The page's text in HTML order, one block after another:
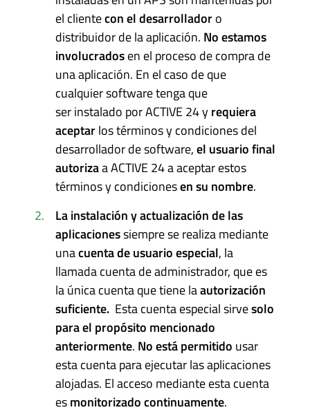
el clientecon el desarrolladoro
distribuidor de la aplicación. No estamos
involucradosen el proceso de compra de
una aplicación. En el caso de que
cualquier software tenga que
ser instalado por ACTIVE 24 yrequiera
aceptarlos términos y condiciones del
desarrollador de software,el usuario final
autorizaa ACTIVE 24 a aceptar estos
términos y condicionesen su nombre.
La instalación y actualización de las
aplicacionessiempre se realiza mediante
unacuenta de usuario especial, la
llamada cuenta de administrador, que es
la única cuenta que tiene laautorización
suficiente. Esta cuenta especial sirvesolo
para el propósito mencionado
anteriormente. No está permitido usar
esta cuenta para ejecutar las aplicaciones
alojadas. El acceso mediante esta cuenta
esmonitorizado continuamente.